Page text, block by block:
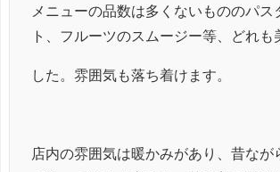
メニューの品数は多くないもののパス
ト、フルーツのスムージー等、どれも
した。雰囲気も落ち着けます。
店内の雰囲気は暖かみがあり、昔なが